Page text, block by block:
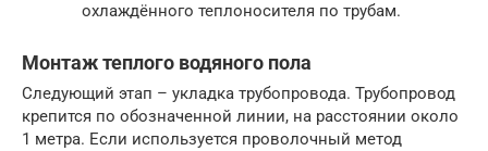
охлаждённого теплоносителя по трубам.
Монтаж теплого водяного пола
Следующий этап – укладка трубопровода. Трубопровод
крепится по обозначенной линии, на расстоянии около
1 метра. Если используется проволочный метод